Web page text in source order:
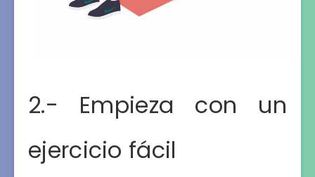
2.- Empieza con un
ejercicio fácil